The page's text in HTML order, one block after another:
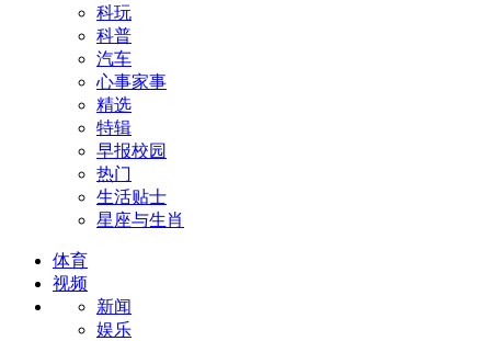
科玩
科普
汽车
心事家事
精选
特辑
早报校园
热门
生活贴士
星座与生肖
体育
视频
新闻
娱乐